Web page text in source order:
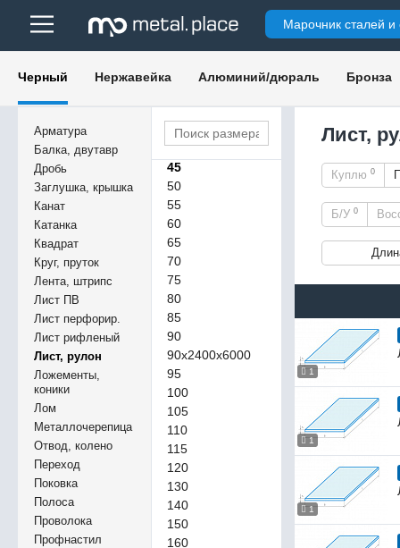
Марочник сталей и
Черный Нержавейка Алюминий/дюраль Бронза
Арматура
Балка, двутавр
Дробь
Заглушка, крышка
Канат
Катанка
Квадрат
Круг, пруток
Лента, штрипс
Лист ПВ
Лист перфорир.
Лист рифленый
Лист, рулон
Ложементы,
коники
Лом
Металлочерепица
Отвод, колено
Переход
Поковка
Полоса
Проволока
Профнастил
33
34
35
36
38
39
40
45
50
55
60
65
70
75
80
85
90
90х2400х6000
95
100
105
110
115
120
130
140
150
160
Лист,
Куплю 0
Б/У 0
1
1
1